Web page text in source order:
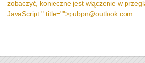
zobaczyć, konieczne jest włączenie w
JavaScript. " title="">pubpn@outlook.com